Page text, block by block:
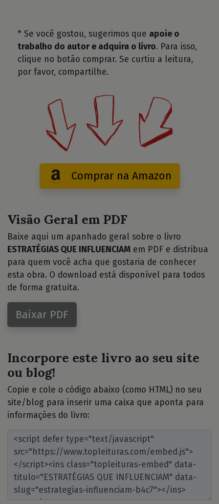
* Se você gostou, sugerimos que apoie o
trabalho do autor e adquira o livro. Para isso,
clique no botão comprar. Se curtiu a leitura,
por favor, compartilhe.
Comprar na Amazon
Visão Geral em PDF
Baixe aqui um apanhado geral sobre o livro
ESTRATÉGIAS QUE INFLUENCIAM em PDF e distribua
para quem você acha que gostaria de conhecer
esta obra. O download está disponível para todos
de forma gratuita.
Baixar PDF
Incorpore este livro ao seu site
ou blog!
Copie e cole o código abaixo (como HTML) no seu
site/blog para inserir uma caixa que aponta para
informações do livro: